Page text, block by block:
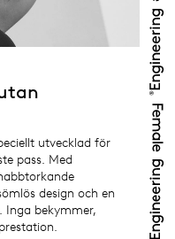
utvecklad för
pass. Med
design och en
Inga bekymmer,